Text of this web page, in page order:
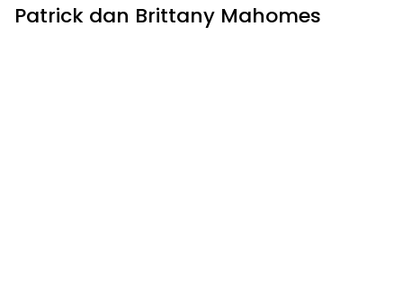
Patrick dan Brittany Mahomes